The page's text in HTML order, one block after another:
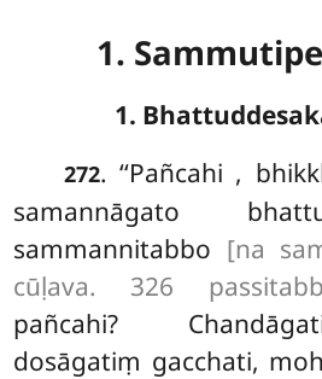
1.
1.
272. ‘‘Pañcahi ,
samannāgato
sammannitabbo [na
cūḷava. 326
pañcahi?
dosāgatiṃ gacchati,